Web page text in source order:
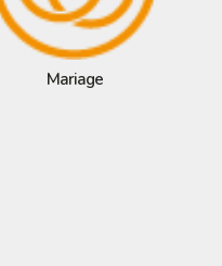
Mariage